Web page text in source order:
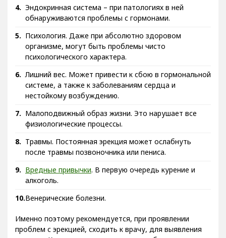
Эндокринная система – при патологиях в ней
обнаруживаются проблемы с гормонами.
Психология. Даже при абсолютно здоровом
организме, могут быть проблемы чисто
психологического характера.
Лишний вес. Может привести к сбою в гормональной
системе, а также к заболеваниям сердца и
нестойкому возбуждению.
Малоподвижный образ жизни. Это нарушает все
физиологические процессы.
Травмы. Постоянная эрекция может ослабнуть
после травмы позвоночника или пениса.
Вредные привычки. В первую очередь курение и
алкоголь.
Венерические болезни.
Именно поэтому рекомендуется, при проявлении
проблем с эрекцией, сходить к врачу, для выявления